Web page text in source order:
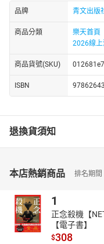
品牌 青文出版
商品分類 樂天首頁
2026線
商品貨號(SKU)
ISBN
退換貨須知
本店熱銷商品 排名期
1
正念殺機【
【電子書】
$308